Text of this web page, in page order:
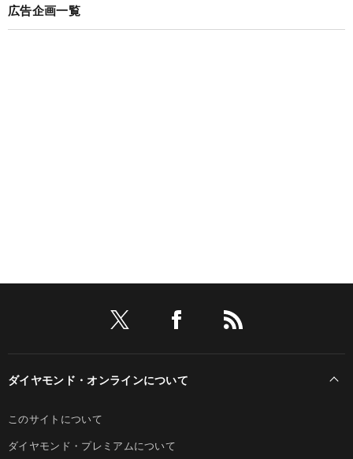
広告企画一覧
ダイヤモンド・オンラインについて
このサイトについて
ダイヤモンド・プレミアムについて